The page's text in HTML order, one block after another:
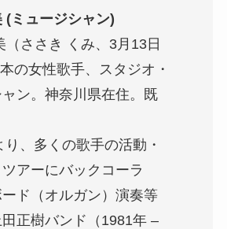
(ミュージシャン)
（ささき くみ、3月13日
の女性歌手、スタジオ・
ャン。神奈川県在住。既
り、多くの歌手の活動・
アーにバックコーラ
ド（オルガン）演奏等
正樹バンド（1981年 –